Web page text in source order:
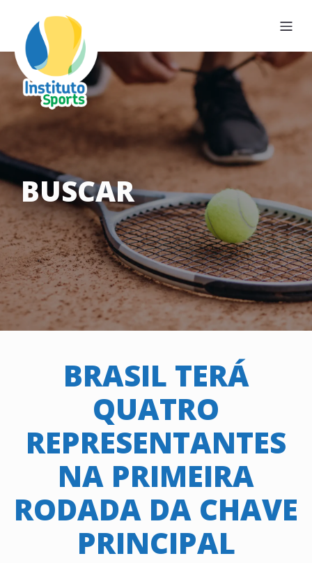
BUSCAR
BRASIL TERÁ
QUATRO
REPRESENTANTES
NA PRIMEIRA
RODADA DA CHAVE
PRINCIPAL